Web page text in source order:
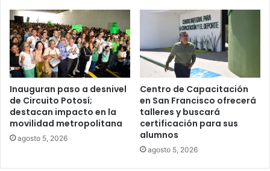
Inauguran paso a desnivel
de Circuito Potosí;
destacan impacto en la
movilidad metropolitana
agosto 5, 2026
Centro de Capacitación
en San Francisco ofrecerá
talleres y buscará
certificación para sus
alumnos
agosto 5, 2026